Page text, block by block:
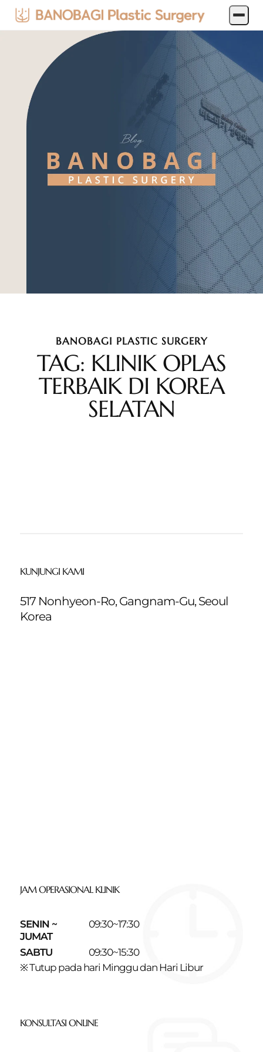
BANOBAGI PLASTIC SURGERY
TAG: KLINIK OPLAS
TERBAIK DI KOREA
SELATAN
KUNJUNGI KAMI
517 Nonhyeon-Ro, Gangnam-Gu, Seoul
Korea
JAM OPERASIONAL KLINIK
SENIN ~
JUMAT
09:30~17:30
SABTU
09:30~15:30
※ Tutup pada hari Minggu dan Hari Libur
KONSULTASI ONLINE